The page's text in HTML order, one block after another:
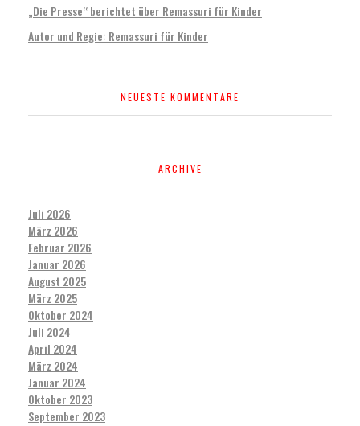
„Die Presse“ berichtet über Remassuri für Kinder
Autor und Regie: Remassuri für Kinder
NEUESTE KOMMENTARE
ARCHIVE
Juli 2026
März 2026
Februar 2026
Januar 2026
August 2025
März 2025
Oktober 2024
Juli 2024
April 2024
März 2024
Januar 2024
Oktober 2023
September 2023